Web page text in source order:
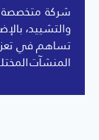
شركة متخصصة
والتشييد،
تساهم في
المنشآت